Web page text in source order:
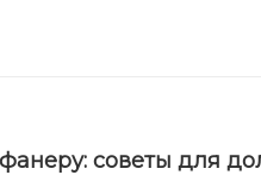
советы для